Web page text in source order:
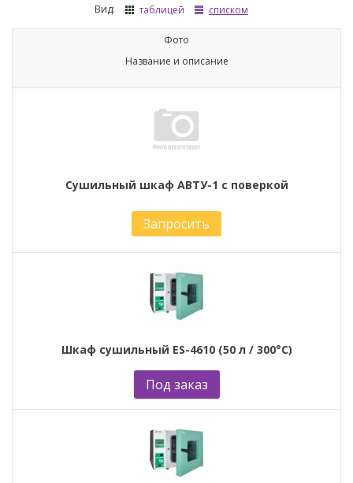
Вид:
таблицей списком
Фото
Название и описание
Сушильный шкаф АBТУ-1 с поверкой
Запросить
Шкаф сушильный ES-4610 (50 л / 300°С)
Под заказ